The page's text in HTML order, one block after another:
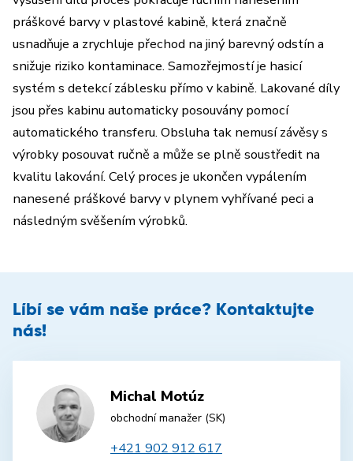
práškové barvy v plastové kabině, která značně
usnadňuje a zrychluje přechod na jiný barevný odstín a
snižuje riziko kontaminace. Samozřejmostí je hasicí
systém s detekcí záblesku přímo v kabině. Lakované díly
jsou přes kabinu automaticky posouvány pomocí
automatického transferu. Obsluha tak nemusí závěsy s
výrobky posouvat ručně a může se plně soustředit na
kvalitu lakování. Celý proces je ukončen vypálením
nanesené práškové barvy v plynem vyhřívané peci a
následným svěšením výrobků.
Líbí se vám naše práce? Kontaktujte
nás!
Michal Motúz
obchodní manažer (SK)
+421 902 912 617